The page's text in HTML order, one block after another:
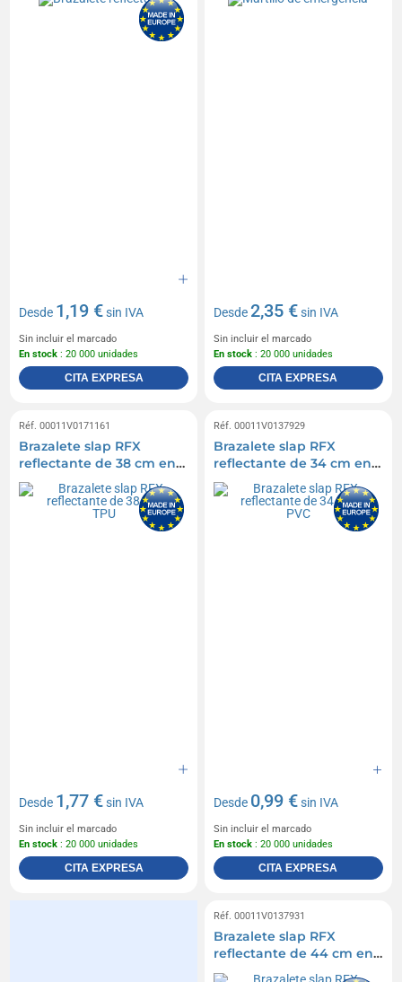
Desde 1,19 €sin IVA
Sin incluir el marcado
En stock : 20 000 unidades
CITA EXPRESA
Desde2,35 €sin IVA
Sin incluir el marcado
En stock : 20 000 unidades
CITA EXPRESA
Réf. 00011V0171161
Brazalete slap RFX
reflectante de 38 cm en
TPU
Desde 1,77 €sin IVA
Sin incluir el marcado
En stock : 20 000 unidades
CITA EXPRESA
Réf. 00011V0137929
Brazalete slap RFX
reflectante de 34 cm en
PVC
Desde 0,99 €sin IVA
Sin incluir el marcado
En stock : 20 000 unidades
CITA EXPRESA
Réf. 00011V0137931
Brazalete slap RFX
reflectante de 44 cm en
PVC